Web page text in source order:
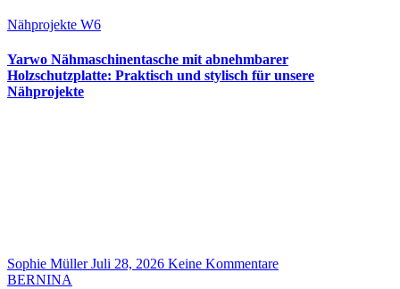
Nähprojekte W6
Yarwo Nähmaschinentasche mit abnehmbarer
Holzschutzplatte: Praktisch und stylisch für unsere
Nähprojekte
Sophie MüllerJuli 28, 2026 Keine Kommentare
BERNINA